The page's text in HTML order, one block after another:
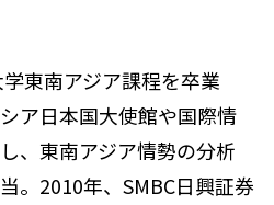
東南アジア課程を卒業
ア日本国大使館や国際情
、東南アジア情勢の分析
。2010年、SMBC日興証券